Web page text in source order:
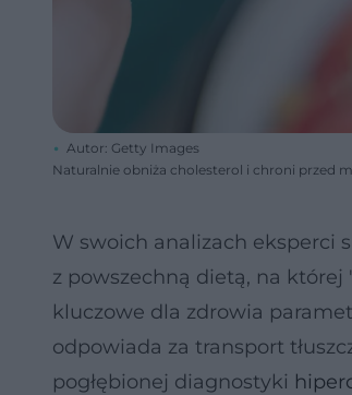
Autor: Getty Images
Naturalnie obniża cholesterol i chroni przed
W swoich analizach eksperci
z powszechną dietą, na
kluczowe dla zdrowia
odpowiada za transport
pogłębionej diagnostyki